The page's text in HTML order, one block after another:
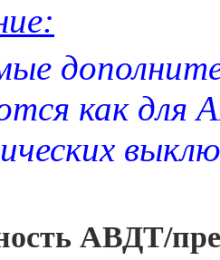
как для
АВДТ/